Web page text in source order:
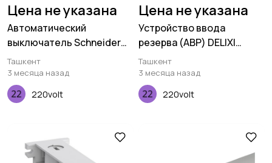
Цена не указана
Автоматический
выключатель Schneider
Electric EasyPact EZC250H
160 A - 3P 3Т
Ташкент
3 месяца назад
220volt
Цена не указана
Устройство ввода
резерва (АВР) DELIXI
CDQ3HB-100S/4P 80A
Ташкент
3 месяца назад
220volt